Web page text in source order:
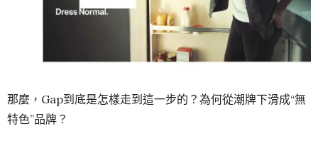
那麼，Gap到底是怎樣走到這一步的？為何從潮牌下滑成“無
特色”品牌？